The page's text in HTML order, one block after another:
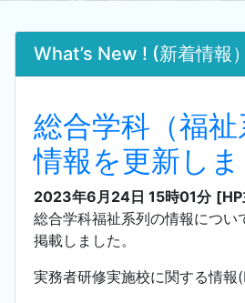
What’s New ! (新着情報）
総合学科（福
情報を更新しま
2023年6月24日 15時01分 [HP
総合学科福祉系列の情報につい
掲載しました。
実務者研修実施校に関する情報